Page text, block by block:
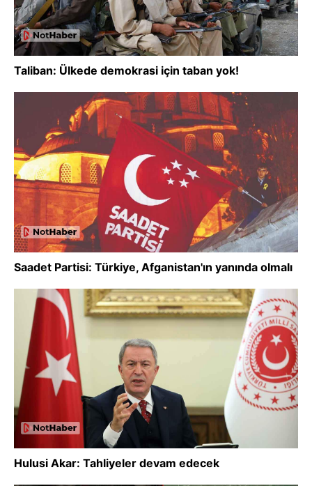
Taliban: Ülkede demokrasi için taban yok!
Saadet Partisi: Türkiye, Afganistan'ın yanında olmalı
Hulusi Akar: Tahliyeler devam edecek